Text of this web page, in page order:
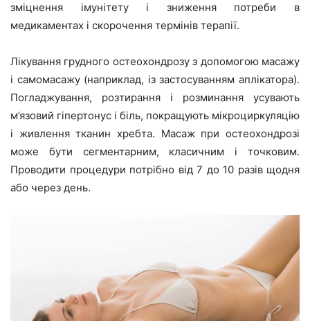
зміцнення імунітету і зниження потреби в
медикаментах і скорочення термінів терапії.
Лікування грудного остеохондрозу з допомогою масажу
і самомасажу (наприклад, із застосуванням аплікатора).
Погладжування, розтирання і розминання усувають
м’язовий гіпертонус і біль, покращують мікроциркуляцію
і живлення тканин хребта. Масаж при остеохондрозі
може бути сегментарним, класичним і точковим.
Проводити процедури потрібно від 7 до 10 разів щодня
або через день.